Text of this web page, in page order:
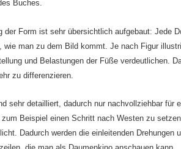
Buches.
der Form ist sehr übersichtlich aufgebaut: Jede
wie man zu dem Bild kommt. Je nach Figur
und Belastungen der Füße verdeutlichen.
zu differenzieren.
sehr detailliert, dadurch nur nachvollziehbar für
Beispiel einen Schritt nach Westen zu
Dadurch werden die einleitenden